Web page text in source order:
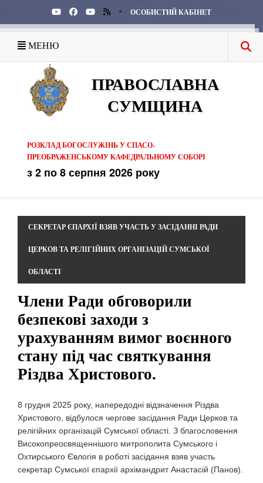
ОСОБИСТИЙ КАБІНЕТ
МЕНЮ
ПРАВОСЛАВНА
СУМЩИНА
РОЗКЛАД БОГОСЛУЖІНЬ У СПАСО-
ПРЕОБРАЖЕНСЬКОМУ КАФЕДРАЛЬНОМУ СОБОРІ
з 2 по 8 серпня 2026 року
СЕКРЕТАР ЄПАРХІЇ ВЗЯВ УЧАСТЬ У ЗАСІДАННІ РАДИ
ЦЕРКОВ ТА РЕЛІГІЙНИХ ОРГАНІЗАЦІЙ СУМСЬКОЇ
ОБЛАСТІ
Члени Ради обговорили
безпекові заходи з
урахуванням вимог воєнного
стану під час святкування
Різдва Христового.
8 грудня 2025 року, напередодні відзначення Різдва
Христового, відбулося чергове засідання Ради Церков та
релігійних організацій Сумської області. З благословення
Високопреосвященнішого митрополита Сумського і
Охтирського Євлогія в роботі засідання взяв участь
секретар Сумської єпархії архімандрит Анастасій (Панов).